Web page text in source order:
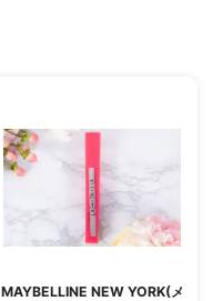
MAYBELLINE NEW YORK(メ